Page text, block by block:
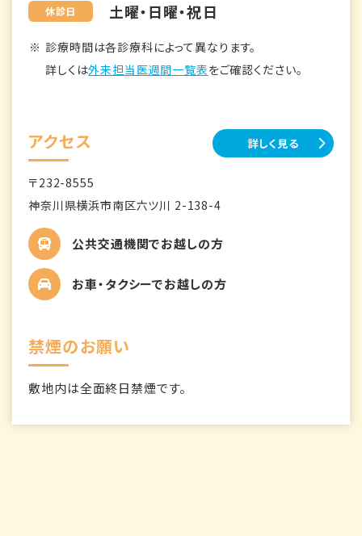
休診日 土曜・日曜・祝日
診療時間は各診療科によって異なります。
詳しくは外来担当医週間一覧表をご確認ください。
アクセス 詳しく見る
〒232-8555
神奈川県横浜市南区六ツ川 2-138-4
公共交通機関でお越しの方
お車・タクシーでお越しの方
禁煙のお願い
敷地内は全面終日禁煙です。